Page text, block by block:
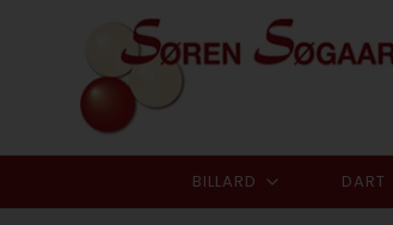
BILLARD DART